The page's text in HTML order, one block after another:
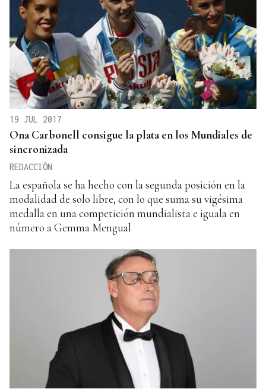
19 JUL 2017
Ona Carbonell consigue la plata en los Mundiales de
sincronizada
REDACCIÓN
La española se ha hecho con la segunda posición en la
modalidad de solo libre, con lo que suma su vigésima
medalla en una competición mundialista e iguala en
número a Gemma Mengual